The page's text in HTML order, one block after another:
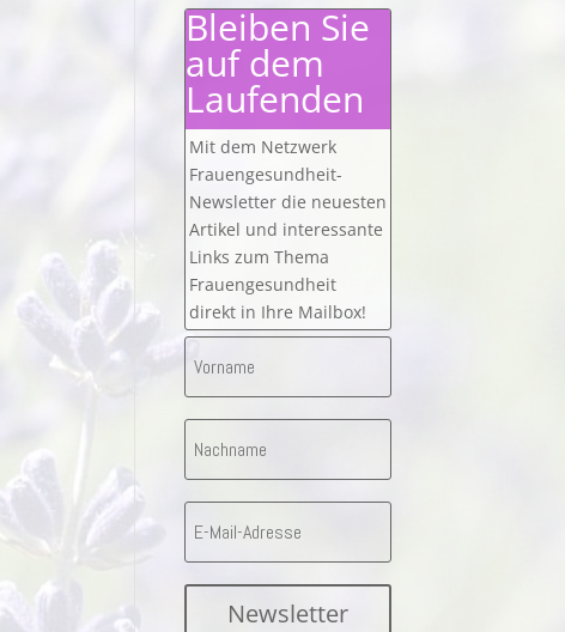
Bleiben Sie
auf dem
Laufenden
Mit dem Netzwerk
Frauengesundheit-
Newsletter die neuesten
Artikel und interessante
Links zum Thema
Frauengesundheit
direkt in Ihre Mailbox!
Newsletter